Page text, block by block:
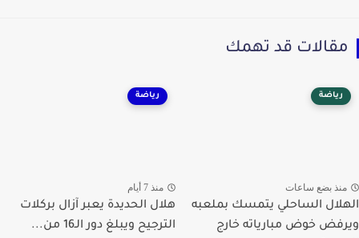
قد تهمك
رياضة
بضع ساعات
الساحلي يتمسك بملعبه
خوض مبارياته خارج
رياضة
منذ 7 أيام
هلال الحديدة يعبر آزال بركلات
الترجيح ويبلغ دور الـ16 من...